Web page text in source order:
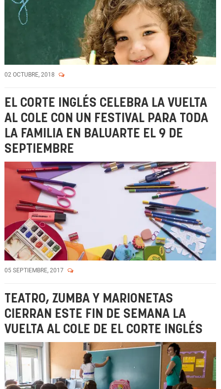
02 OCTUBRE, 2018
EL CORTE INGLÉS CELEBRA LA VUELTA
AL COLE CON UN FESTIVAL PARA TODA
LA FAMILIA EN BALUARTE EL 9 DE
SEPTIEMBRE
05 SEPTIEMBRE, 2017
TEATRO, ZUMBA Y MARIONETAS
CIERRAN ESTE FIN DE SEMANA LA
VUELTA AL COLE DE EL CORTE INGLÉS